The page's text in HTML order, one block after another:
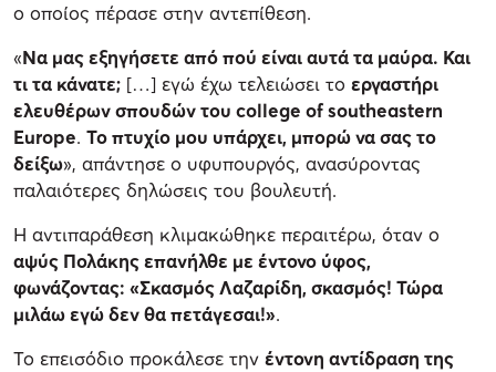
ο οποίος πέρασε στην αντεπίθεση.
«Να μας εξηγήσετε από πού είναι αυτά τα μαύρα. Και
τι τα κάνατε; […] εγώ έχω τελειώσει το εργαστήρι
ελευθέρων σπουδών του college of southeastern
Europe. Το πτυχίο μου υπάρχει, μπορώ να σας το
δείξω», απάντησε ο υφυπουργός, ανασύροντας
παλαιότερες δηλώσεις του βουλευτή.
Η αντιπαράθεση κλιμακώθηκε περαιτέρω, όταν ο
αψύς Πολάκης επανήλθε με έντονο ύφος,
φωνάζοντας: «Σκασμός Λαζαρίδη, σκασμός! Τώρα
μιλάω εγώ δεν θα πετάγεσαι!».
Το επεισόδιο προκάλεσε την έντονη αντίδραση της